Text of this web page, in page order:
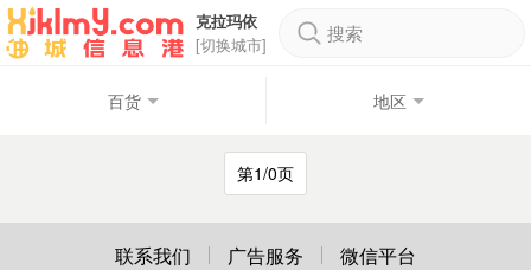
克拉玛依
[切换城市]
搜索
百货 地区
第1/0页
联系我们 广告服务 微信平台